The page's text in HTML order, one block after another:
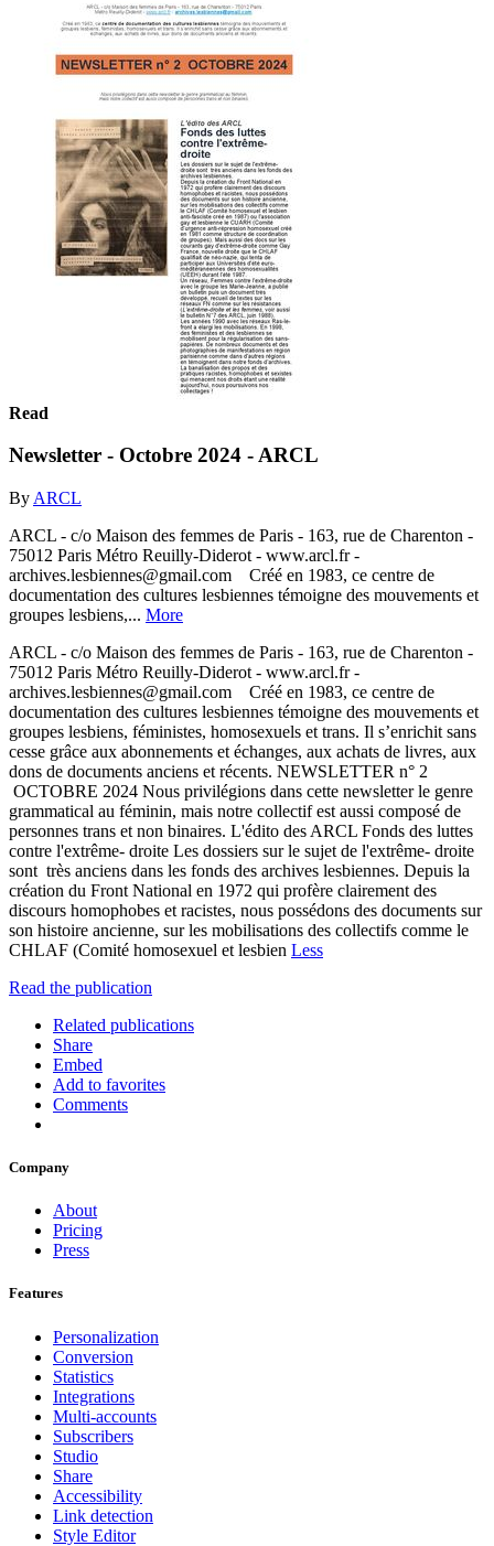
Read
Newsletter - Octobre 2024 - ARCL
By ARCL
ARCL - c/o Maison des femmes de Paris - 163, rue de Charenton -
75012 Paris Métro Reuilly-Diderot - www.arcl.fr -
archives.lesbiennes@gmail.com Créé en 1983, ce centre de
documentation des cultures lesbiennes témoigne des mouvements et
groupes lesbiens,... More
ARCL - c/o Maison des femmes de Paris - 163, rue de Charenton -
75012 Paris Métro Reuilly-Diderot - www.arcl.fr -
archives.lesbiennes@gmail.com Créé en 1983, ce centre de
documentation des cultures lesbiennes témoigne des mouvements et
groupes lesbiens, féministes, homosexuels et trans. Il s’enrichit sans
cesse grâce aux abonnements et échanges, aux achats de livres, aux
dons de documents anciens et récents. NEWSLETTER n° 2
OCTOBRE 2024 Nous privilégions dans cette newsletter le genre
grammatical au féminin, mais notre collectif est aussi composé de
personnes trans et non binaires. L'édito des ARCL Fonds des luttes
contre l'extrême- droite Les dossiers sur le sujet de l'extrême- droite
sont très anciens dans les fonds des archives lesbiennes. Depuis la
création du Front National en 1972 qui profère clairement des
discours homophobes et racistes, nous possédons des documents sur
son histoire ancienne, sur les mobilisations des collectifs comme le
CHLAF (Comité homosexuel et lesbien Less
Read the publication
Related publications
Share
Embed
Add to favorites
Comments
Company
About
Pricing
Press
Features
Personalization
Conversion
Statistics
Integrations
Multi-accounts
Subscribers
Studio
Share
Accessibility
Link detection
Style Editor